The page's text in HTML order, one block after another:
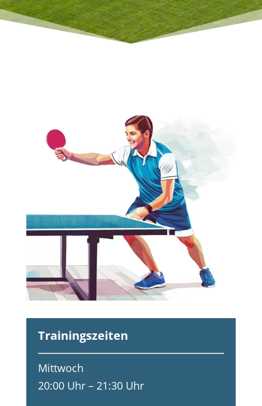
Trainingszeiten
Mittwoch
20:00 Uhr – 21:30 Uhr